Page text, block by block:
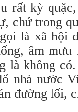
rất kỳ
chứ trong
là xã hội
âm
là không
nhà nước
đường lối,